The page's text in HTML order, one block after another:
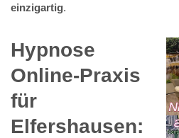
einzigartig.
Hypnose
Online-Praxis
für
Elfershausen: